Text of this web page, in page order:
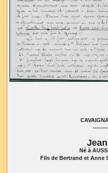
Né à
Fils de Bertrand et Anne